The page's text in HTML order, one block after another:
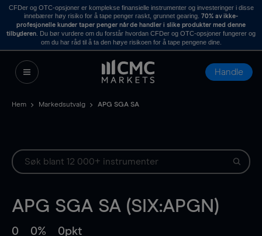
CFDer og OTC-opsjoner er komplekse finansielle instrumenter og investeringer i disse
innebærer høy risiko for å tape penger raskt, grunnet gearing. 70% av ikke-
profesjonelle kunder taper penger når de handler i slike produkter med denne
tilbyderen . Du bør vurdere om du forstår hvordan CFDer og OTC-opsjoner fungerer og
om du har råd til å ta den høye risikoen for å tape pengene dine.
Handle
Hem Markedsutvalg APG SGA SA
APG SGA SA (SIX:APGN)
0 0% 0pkt